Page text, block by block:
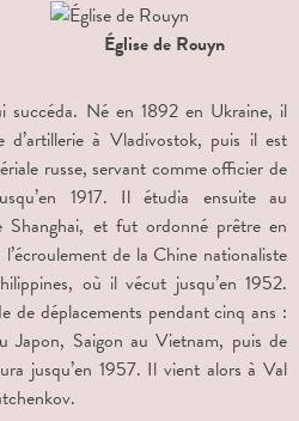
Église de Rouyn
succéda. Né en 1892 en Ukraine, il
à Vladivostok, puis il est
russe, servant comme officier de
1917. Il étudia ensuite au
Shanghai, et fut ordonné prêtre en
de la Chine nationaliste
où il vécut jusqu’en 1952.
de déplacements pendant cinq ans :
Japon, Saigon au Vietnam, puis de
jusqu’en 1957. Il vient alors à Val